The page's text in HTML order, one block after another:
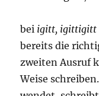
bei igitt, igittigitt
bereits die
zweiten Ausruf
Weise